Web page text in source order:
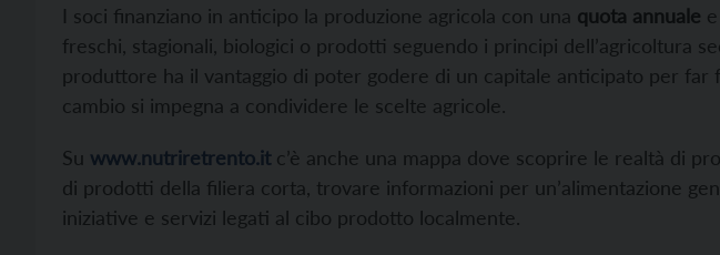
I soci finanziano in anticipo la produzione agricola con una quota annuale
freschi, stagionali, biologici o prodotti seguendo i principi dell’agricoltura
produttore ha il vantaggio di poter godere di un capitale anticipato per far
cambio si impegna a condividere le scelte agricole.
Su www.nutriretrento.itc’è anche una mappa dove scoprire le realtà di
di prodotti della filiera corta, trovare informazioni per un’alimentazione
iniziative e servizi legati al cibo prodotto localmente.